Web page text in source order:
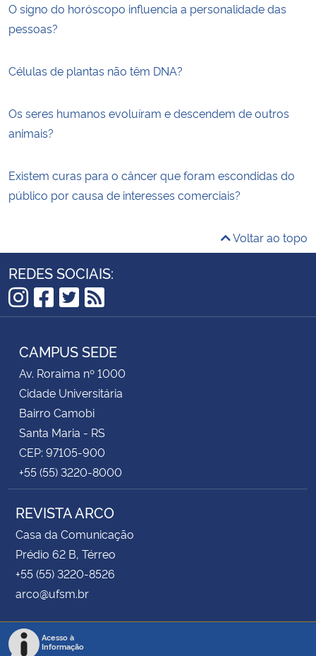
O signo do horóscopo influencia a personalidade das
pessoas?
Células de plantas não têm DNA?
Os seres humanos evoluíram e descendem de outros
animais?
Existem curas para o câncer que foram escondidas do
público por causa de interesses comerciais?
Voltar ao topo
REDES SOCIAIS:
Instagram
Facebook
Twitter
RSS
CAMPUS SEDE
Av. Roraima nº 1000
Cidade Universitária
Bairro Camobi
Santa Maria - RS
CEP: 97105-900
+55 (55) 3220-8000
REVISTA ARCO
Casa da Comunicação
Prédio 62 B, Térreo
+55 (55) 3220-8526
arco@ufsm.br
Acesso à
Informação